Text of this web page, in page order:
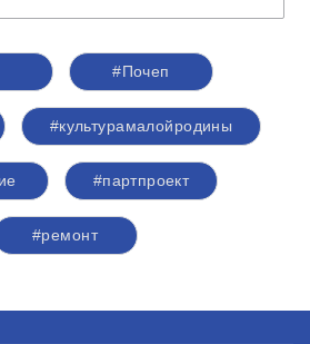
#Почеп
#культурамалойродины
#партпроект
#ремонт